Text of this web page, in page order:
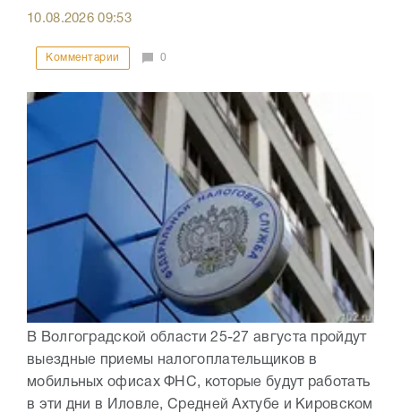
10.08.202609:53
Комментарии 0
В Волгоградской области 25-27 августа пройдут
выездные приемы налогоплательщиков в
мобильных офисах ФНС, которые будут работать
в эти дни в Иловле, Средней Ахтубе и Кировском